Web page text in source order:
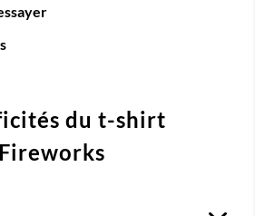
du t-shirt
Fireworks